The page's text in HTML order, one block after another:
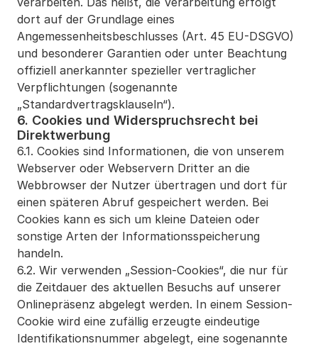
dort auf der Grundlage eines
Angemessenheitsbeschlusses (Art. 45 EU-DSGVO)
und besonderer Garantien oder unter Beachtung
offiziell anerkannter spezieller vertraglicher
Verpflichtungen (sogenannte
„Standardvertragsklauseln“).
6. Cookies und Widerspruchsrecht bei
Direktwerbung
6.1. Cookies sind Informationen, die von unserem
Webserver oder Webservern Dritter an die
Webbrowser der Nutzer übertragen und dort für
einen späteren Abruf gespeichert werden. Bei
Cookies kann es sich um kleine Dateien oder
sonstige Arten der Informationsspeicherung
handeln.
6.2. Wir verwenden „Session-Cookies“, die nur für
die Zeitdauer des aktuellen Besuchs auf unserer
Onlinepräsenz abgelegt werden. In einem Session-
Cookie wird eine zufällig erzeugte eindeutige
Identifikationsnummer abgelegt, eine sogenannte